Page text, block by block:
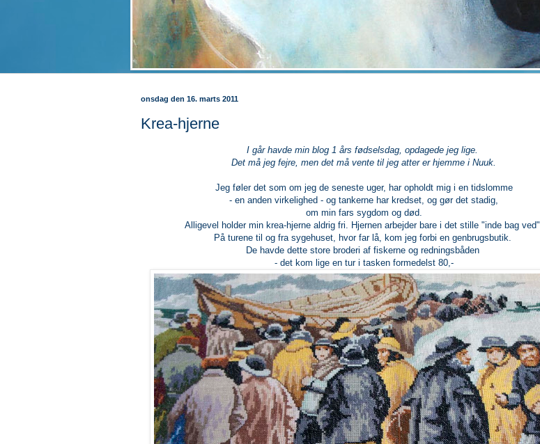
onsdag den 16. marts 2011
Krea-hjerne
I går havde min blog 1 års fødselsdag, opdagede jeg lige.
Det må jeg fejre, men det må vente til jeg atter er hjemme i Nuuk.
Jeg føler det som om jeg de seneste uger, har opholdt mig i en tidslomme
- en anden virkelighed - og tankerne har kredset, og gør det stadig,
om min fars sygdom og død.
Alligevel holder min krea-hjerne aldrig fri. Hjernen arbejder bare i det stille "inde bag ved".
På turene til og fra sygehuset, hvor far lå, kom jeg forbi en genbrugsbutik.
De havde dette store broderi af fiskerne og redningsbåden
- det kom lige en tur i tasken formedelst 80,-